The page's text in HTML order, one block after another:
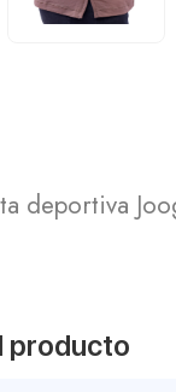
deportiva
producto